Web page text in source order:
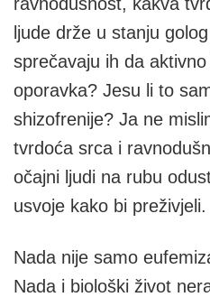
ljude drže u stanju
sprečavaju ih da
oporavka? Jesu li to
shizofrenije? Ja ne
tvrdoća srca i
očajni ljudi na rubu
usvoje kako bi preživjeli.
Nada nije samo
Nada i biološki život